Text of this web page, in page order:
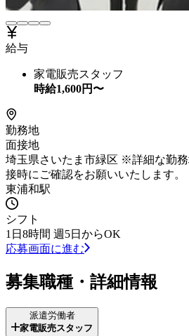
給与
家電販売スタッフ
時給1,600円〜
勤務地
面接地
埼玉県さいたま市緑区 ※詳細な勤
接時にご確認をお願いいたします。
東浦和駅
シフト
1日8時間 週5日からOK
応募画面に進む
募集職種・詳細情報
派遣労働者
家電販売スタッフ